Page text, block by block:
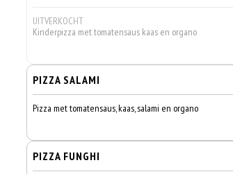
UITVERKOCHT
Kinderpizza met tomatensaus kaas en organo
PIZZA SALAMI
Pizza met tomatensaus, kaas, salami en organo
PIZZA FUNGHI